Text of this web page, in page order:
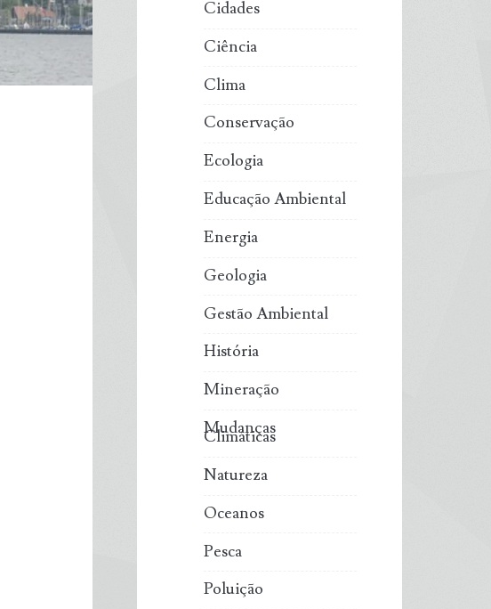
Cidades
Ciência
Clima
Conservação
Ecologia
Educação Ambiental
Energia
Geologia
Gestão Ambiental
História
Mineração
Mudanças
Climáticas
Natureza
Oceanos
Pesca
Poluição